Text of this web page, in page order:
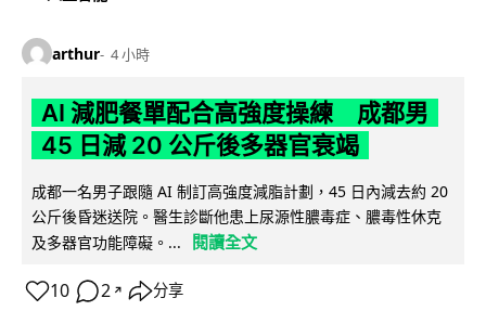
arthur 4 小時
AI 減肥餐單配合高強度操練 成都男
45 日減 20 公斤後多器官衰竭
成都一名男子跟隨 AI 制訂高強度減脂計劃，45 日內減去約 20
公斤後昏迷送院。醫生診斷他患上尿源性膿毒症、膿毒性休克
及多器官功能障礙。...
閱讀全文
10 2 ↗ 分享